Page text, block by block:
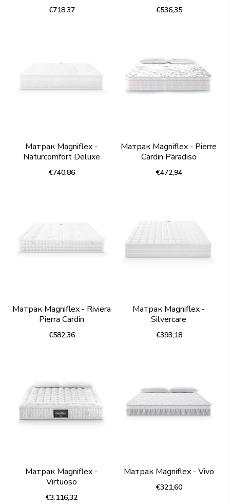
€718,37 €536,35
Матрак Magniflex -
Naturcomfort Deluxe
€740,86
Матрак Magniflex - Pierre
Cardin Paradiso
€472,94
Матрак Magniflex - Riviera
Pierra Cardin
€582,36
Матрак Magniflex -
Silvercare
€393,18
Матрак Magniflex -
Virtuoso
€3.116,32
Матрак Magniflex - Vivo
€321,60